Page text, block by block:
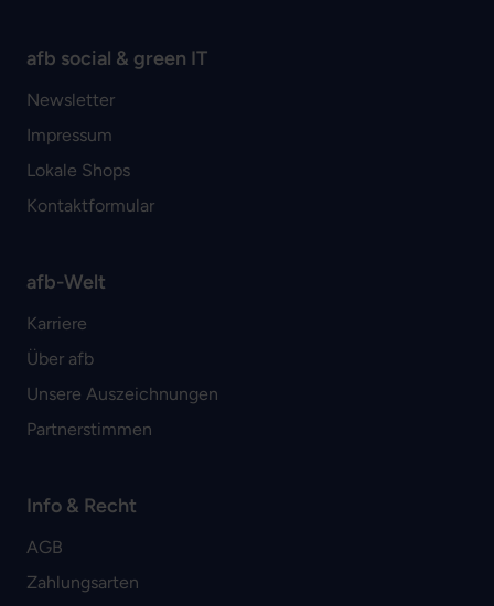
afb social & green IT
Newsletter
Impressum
Lokale Shops
Kontaktformular
afb-Welt
Karriere
Über afb
Unsere Auszeichnungen
Partnerstimmen
Info & Recht
AGB
Zahlungsarten